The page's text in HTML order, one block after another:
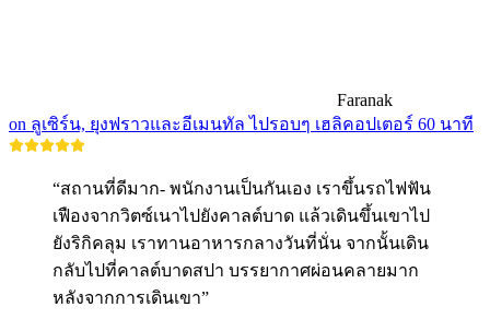
Faranak
on ลูเซิร์น, ยุงฟราวและอีเมนทัล ไปรอบๆ เฮลิคอปเตอร์ 60 นาที
“สถานที่ดีมาก- พนักงานเป็นกันเอง เราขึ้นรถไฟฟัน
เฟืองจากวิตซ์เนาไปยังคาลต์บาด แล้วเดินขึ้นเขาไป
ยังริกิคลุม เราทานอาหารกลางวันที่นั่น จากนั้นเดิน
กลับไปที่คาลต์บาดสปา บรรยากาศผ่อนคลายมาก
หลังจากการเดินเขา”